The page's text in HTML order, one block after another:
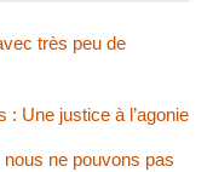
très peu de
Une justice à l’agonie
ne pouvons pas